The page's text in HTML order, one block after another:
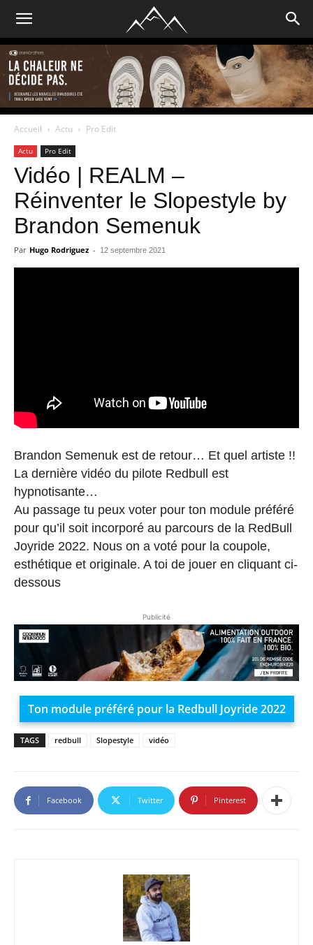
Accueil Actu Pro Edit
Actu Pro Edit
Vidéo | REALM –
Réinventer le Slopestyle by
Brandon Semenuk
Par Hugo Rodriguez - 12 septembre 2021
Brandon Semenuk est de retour… Et quel artiste !!
La dernière vidéo du pilote Redbull est
hypnotisante…
Au passage tu peux voter pour ton module préféré
pour qu’il soit incorporé au parcours de la RedBull
Joyride 2022. Nous on a voté pour la coupole,
esthétique et originale. A toi de jouer en cliquant ci-
dessous
Publicité
Ton module préféré pour la Redbull Joyride 2022
TAGS redbull Slopestyle vidéo
Facebook Twitter Pinterest